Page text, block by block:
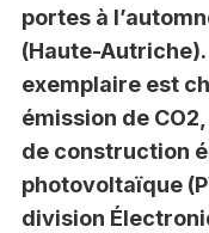
portes à
(Haute-
exemplaire est
émission de
de construction
photovoltaïque
division